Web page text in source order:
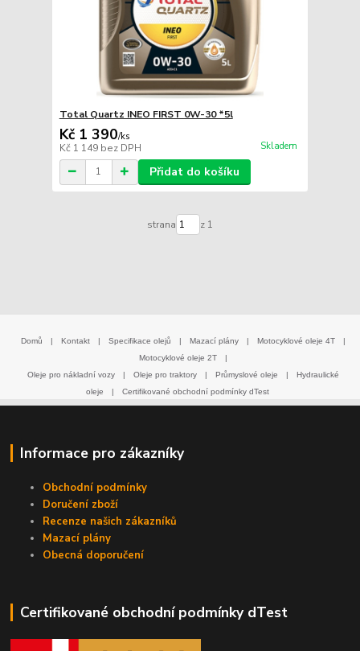
Total Quartz INEO FIRST 0W-30 *5l
Kč 1 390/ks
Kč 1 149 bez DPH Skladem
Přidat do košíku
strana z 1
Domů | Kontakt | Specifikace olejů | Mazací plány | Motocyklové oleje 4T
|
Motocyklové oleje 2T
|
Oleje pro nákladní vozy
| Oleje pro traktory | Průmyslové oleje |
Hydraulické
oleje
| Certifikované obchodní podmínky dTest
Informace pro zákazníky
Obchodní podmínky
Doručení zboží
Recenze našich zákazníků
Mazací plány
Obecná doporučení
Certifikované obchodní podmínky dTest